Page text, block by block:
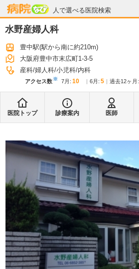
人で選べる医院検索
病院なび
水野産婦人科
豊中駅(駅から南に約210m)
大阪府豊中市末広町1-3-5
産科 婦人科 小児科 内科
アクセス数※ 7月 : 10 6月 : 5 過去12ヶ月:
医院トップ 診療案内 医師